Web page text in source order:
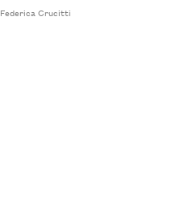
Federica Crucitti